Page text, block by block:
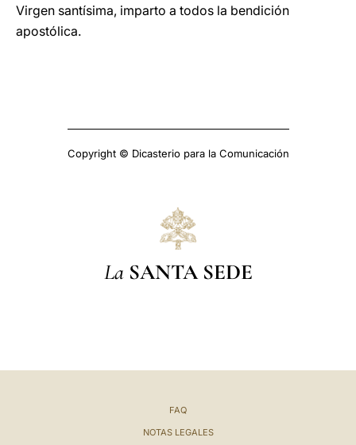
Virgen santísima, imparto a todos la bendición
apostólica.
Copyright © Dicasterio para la Comunicación
La SANTA SEDE
FAQ
NOTAS LEGALES